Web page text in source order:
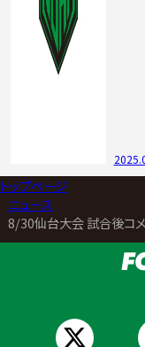
トップページ
ニュース
8/30仙台大会 試合後コ